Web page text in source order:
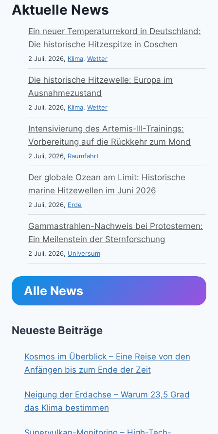
Aktuelle News
Ein neuer Temperaturrekord in Deutschland:
Die historische Hitzespitze in Coschen
2 Juli, 2026, Klima, Wetter
Die historische Hitzewelle: Europa im
Ausnahmezustand
2 Juli, 2026, Klima, Wetter
Intensivierung des Artemis-III-Trainings:
Vorbereitung auf die Rückkehr zum Mond
2 Juli, 2026, Raumfahrt
Der globale Ozean am Limit: Historische
marine Hitzewellen im Juni 2026
2 Juli, 2026, Erde
Gammastrahlen-Nachweis bei Protosternen:
Ein Meilenstein der Sternforschung
2 Juli, 2026, Universum
Alle News
Neueste Beiträge
Kosmos im Überblick – Eine Reise von den
Anfängen bis zum Ende der Zeit
Neigung der Erdachse – Warum 23,5 Grad
das Klima bestimmen